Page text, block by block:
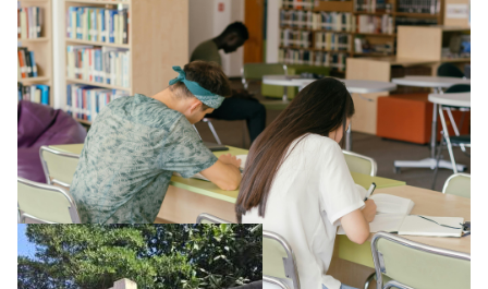
Supérieur privé : une dérive qui met à mal la
promesse républicaine
11 juillet 2026-
Le projet de loi sur la régulation de l’enseignement
supérieur privé met en lumière l’amplification d’un système
qui relègue l’acte pédagogique au superfétatoire, voire à…
Lire la suite →